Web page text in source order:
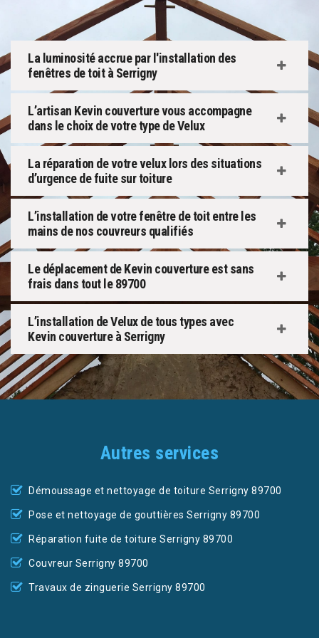
La luminosité accrue par l'installation des
fenêtres de toit à Serrigny
L’artisan Kevin couverture vous accompagne
dans le choix de votre type de Velux
La réparation de votre velux lors des situations
d’urgence de fuite sur toiture
L’installation de votre fenêtre de toit entre les
mains de nos couvreurs qualifiés
Le déplacement de Kevin couverture est sans
frais dans tout le 89700
L’installation de Velux de tous types avec
Kevin couverture à Serrigny
Autres services
Démoussage et nettoyage de toiture Serrigny 89700
Pose et nettoyage de gouttières Serrigny 89700
Réparation fuite de toiture Serrigny 89700
Couvreur Serrigny 89700
Travaux de zinguerie Serrigny 89700